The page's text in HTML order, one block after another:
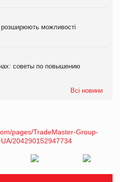
можливості
советы по повышению
Всі новини